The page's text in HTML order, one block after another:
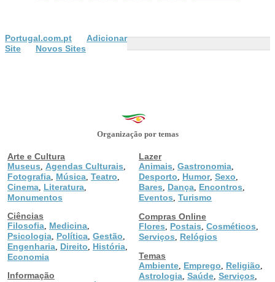
Portugal.com.pt
Adicionar
Site
Novos Sites
Organização por temas
Arte e Cultura
Museus
Agendas Culturais
Fotografia Música Teatro
Cinema Literatura
Monumentos
Ciências
Filosofia Medicina
Psicologia Política Gestão
Engenharia Direito História
Economia
Informação
Lazer
Animais Gastronomia
Desporto Humor, Sexo
Bares Dança Encontros
Eventos Turismo
Compras Online
Flores
Postais Cosméticos
Serviços
Relógios
Temas
Ambiente Emprego Religião
Astrologia Saúde Serviços